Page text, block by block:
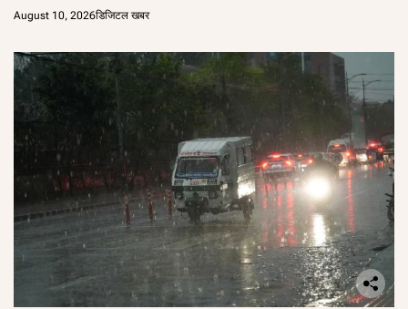
August 10, 2026डिजिटल खबर